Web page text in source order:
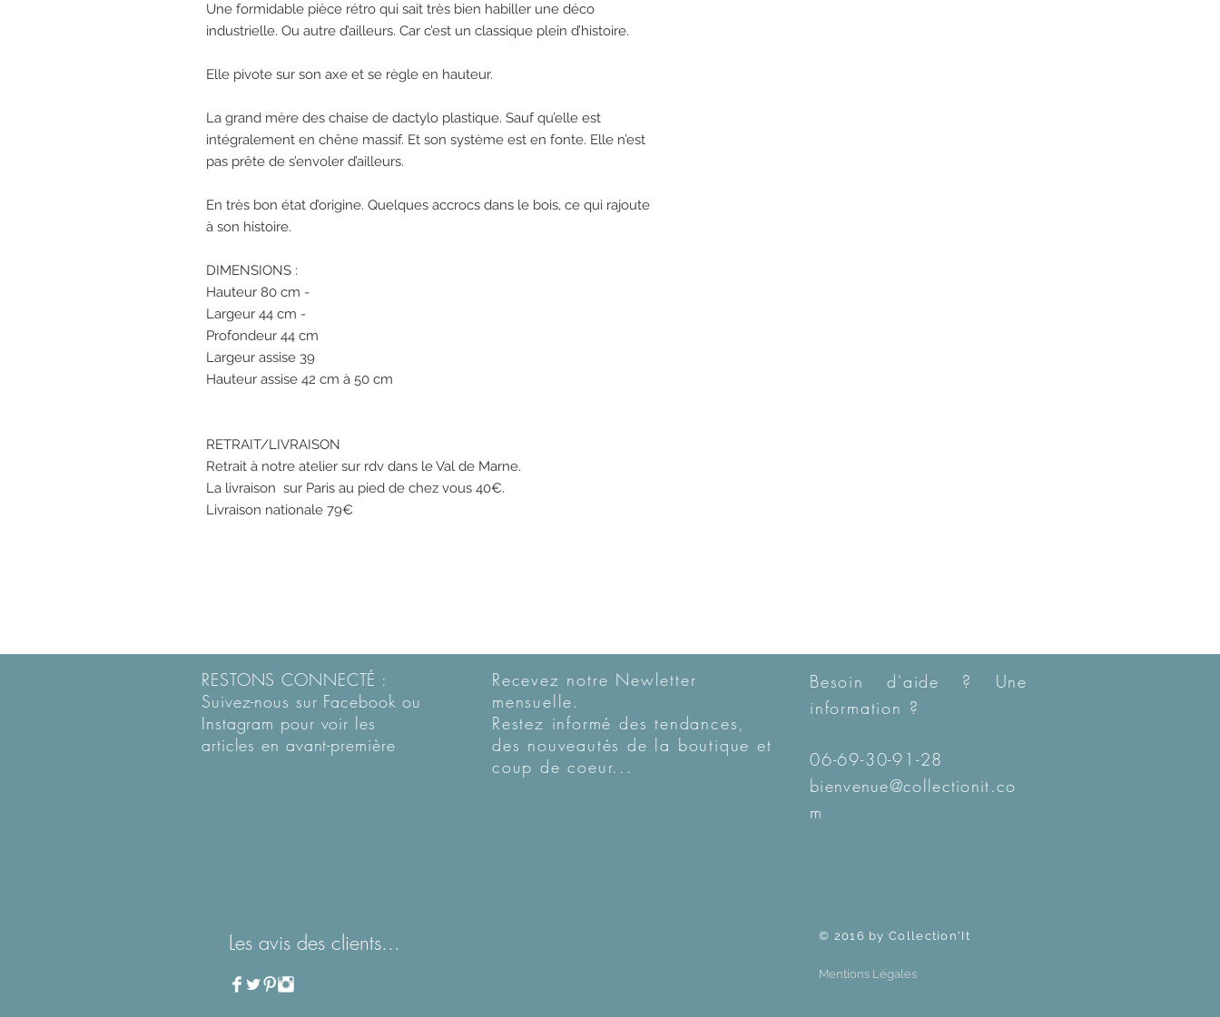
Une formidable pièce rétro qui sait très bien habiller une déco
industrielle. Ou autre d’ailleurs. Car c’est un classique plein d’histoire.
Elle pivote sur son axe et se règle en hauteur.
La grand mère des chaise de dactylo plastique. Sauf qu’elle est
intégralement en chêne massif. Et son système est en fonte. Elle n’est
pas prête de s’envoler d’ailleurs.
En très bon état d’origine. Quelques accrocs dans le bois, ce qui rajoute
à son histoire.
DIMENSIONS :
Hauteur 80 cm -
Largeur 44 cm -
Profondeur 44 cm
Largeur assise 39
Hauteur assise 42 cm à 50 cm
RETRAIT/LIVRAISON
Retrait à notre atelier sur rdv dans le Val de Marne.
La livraison  sur Paris au pied de chez vous 40€.
Livraison nationale 79€
RESTONS CONNECTÉ :
Suivez-nous sur Facebook ou
Instagram pour voir les
articles en avant-première
Recevez notre Newletter
mensuelle.
Restez informé des tendances,
des nouveautés de la boutique et
coup de coeur...
Besoin d'aide ? Une
information ?
06-69-30-91-28
bienvenue@collectionit.co
m
Les avis des clients... © 2016 by Collection'It
Mentions Légales